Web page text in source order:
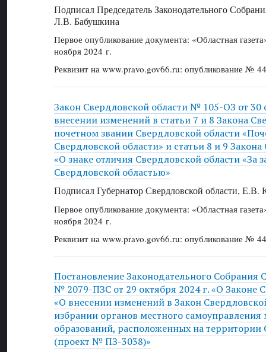
Подписал Председатель Законодательного
Л.В. Бабушкина
Первое опубликование документа: «Областная
ноября 2024 г.
Реквизит на www.pravo.gov66.ru: опубликование №
Закон Свердловской области № 105-ОЗ от 30
внесении изменений в статьи 7 и 8 Закона
почетном звании Свердловской области
Свердловской области» и статьи 8 и 9
«О знаке отличия Свердловской области «За
Свердловской областью»
Подписал Губернатор Свердловской области, Е.В.
Первое опубликование документа: «Областная
ноября 2024 г.
Реквизит на www.pravo.gov66.ru: опубликование №
Постановление Законодательного Собрания
№ 2079-ПЗС от 29 октября 2024 г. «О Законе
«О внесении изменений в Закон
избрании органов местного
образований, расположенных на территории
(проект № ПЗ-3038)»